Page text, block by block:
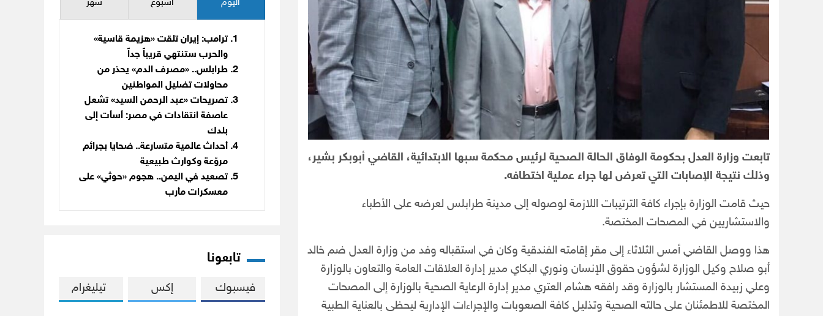
تابعت وزارة العدل بحكومة الوفاق الحالة الصحية لرئيس محكمة سبها الابتدائية، القاضي أبوبكر بشير،
وذلك نتيجة الإصابات التي تعرض لها جراء عملية اختطافه.
حيث قامت الوزارة بإجراء كافة الترتيبات اللازمة لوصوله إلى مدينة طرابلس لعرضه على الأطباء
والاستشاريين في المصحات المختصة.
هذا ووصل القاضي أمس الثلاثاء إلى مقر إقامته الفندقية وكان في استقباله وفد من وزارة العدل ضم خالد
أبو صلاح وكيل الوزارة لشؤون حقوق الإنسان ونوري البكاي مدير إدارة العلاقات العامة والتعاون بالوزارة
وعلي زبيدة المستشار بالوزارة وقد رافقه هشام العتري مدير إدارة الرعاية الصحية بالوزارة إلى المصحات
المختصة للاطمئنان على حالته الصحية وتذليل كافة الصعوبات والإجراءات الإدارية ليحظى بالعناية الطبية
اليوم أسبوع شهر
ترامب: إيران تلقت «هزيمة قاسية»
والحرب ستنتهي قريباً جداً
طرابلس.. «مصرف الدم» يحذر من
محاولات تضليل المواطنين
تصريحات «عبد الرحمن السيد» تشعل
عاصفة انتقادات في مصر: أسأت إلى
بلدك
أحداث عالمية متسارعة.. ضحايا بجرائم
مروّعة وكوارث طبيعية
تصعيد في اليمن.. هجوم «حوثي» على
معسكرات مأرب
تابعونا
فيسبوك إكس تيليغرام